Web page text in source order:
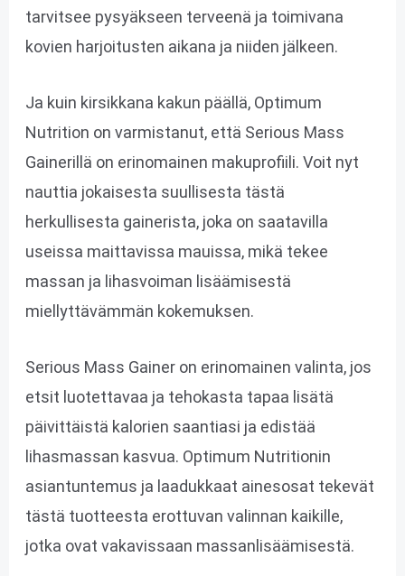
tarvitsee pysyäkseen terveenä ja toimivana
kovien harjoitusten aikana ja niiden jälkeen.
Ja kuin kirsikkana kakun päällä, Optimum
Nutrition on varmistanut, että Serious Mass
Gainerillä on erinomainen makuprofiili. Voit nyt
nauttia jokaisesta suullisesta tästä
herkullisesta gainerista, joka on saatavilla
useissa maittavissa mauissa, mikä tekee
massan ja lihasvoiman lisäämisestä
miellyttävämmän kokemuksen.
Serious Mass Gainer on erinomainen valinta, jos
etsit luotettavaa ja tehokasta tapaa lisätä
päivittäistä kalorien saantiasi ja edistää
lihasmassan kasvua. Optimum Nutritionin
asiantuntemus ja laadukkaat ainesosat tekevät
tästä tuotteesta erottuvan valinnan kaikille,
jotka ovat vakavissaan massanlisäämisestä.